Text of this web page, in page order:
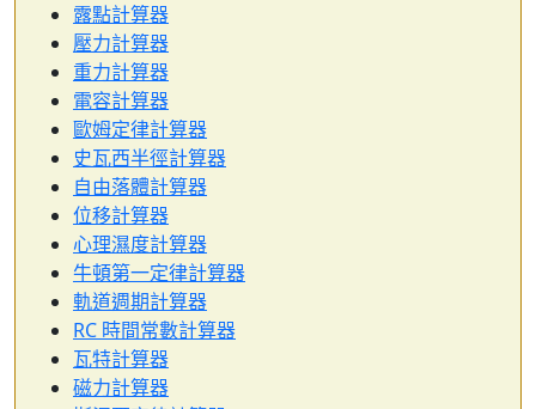
露點計算器
壓力計算器
重力計算器
電容計算器
歐姆定律計算器
史瓦西半徑計算器
自由落體計算器
位移計算器
心理濕度計算器
牛頓第一定律計算器
軌道週期計算器
RC 時間常數計算器
瓦特計算器
磁力計算器